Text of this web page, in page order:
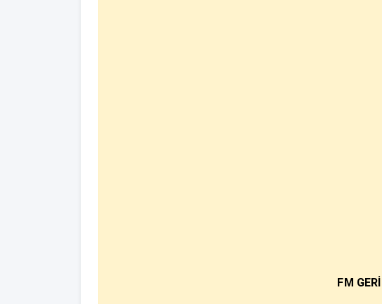
FM